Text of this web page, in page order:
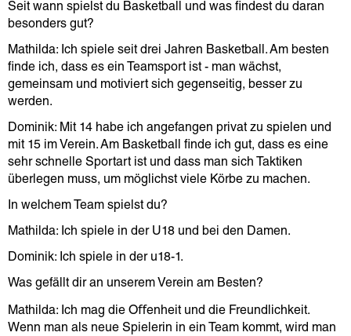
Seit wann spielst du Basketball und was findest du daran
besonders gut?
Mathilda: Ich spiele seit drei Jahren Basketball. Am besten
finde ich, dass es ein Teamsport ist - man wächst,
gemeinsam und motiviert sich gegenseitig, besser zu
werden.
Dominik: Mit 14 habe ich angefangen privat zu spielen und
mit 15 im Verein. Am Basketball finde ich gut, dass es eine
sehr schnelle Sportart ist und dass man sich Taktiken
überlegen muss, um möglichst viele Körbe zu machen.
In welchem Team spielst du?
Mathilda: Ich spiele in der U18 und bei den Damen.
Dominik: Ich spiele in der u18-1.
Was gefällt dir an unserem Verein am Besten?
Mathilda: Ich mag die Oﬀenheit und die Freundlichkeit.
Wenn man als neue Spielerin in ein Team kommt, wird man